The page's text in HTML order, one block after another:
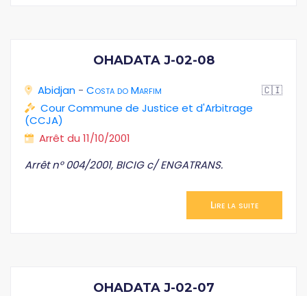
OHADATA J-02-08
Abidjan - Costa do Marfim
🇨🇮
Cour Commune de Justice et d'Arbitrage
(CCJA)
Arrêt du 11/10/2001
Arrêt n° 004/2001, BICIG c/ ENGATRANS.
Lire la suite
OHADATA J-02-07